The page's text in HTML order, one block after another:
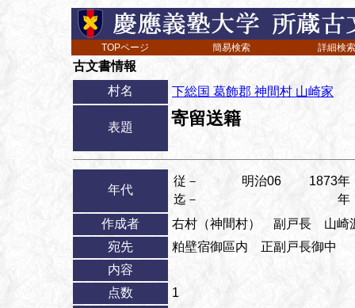
TOPページ 簡易検索 詳細検索
古文書情報
村名
下総国 葛飾郡 神間村 山崎家
表題 寄留送籍
年代
従－ 明治06
1873年
迄－
年
作成者
右村（神間村） 副戸長 山崎
宛先
粕壁宿御區内 正副戸長御中
内容
点数
1